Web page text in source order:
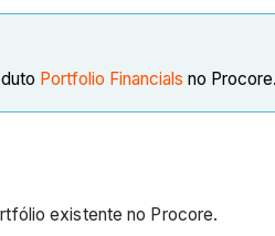
Portfolio Financials no
existente no Procore.